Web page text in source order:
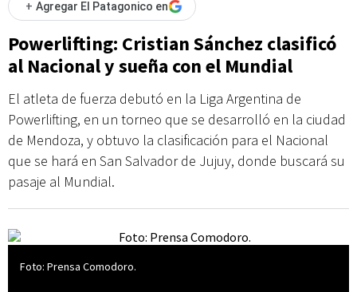
+ Agregar El Patagonico en
Powerlifting: Cristian Sánchez clasificó
al Nacional y sueña con el Mundial
El atleta de fuerza debutó en la Liga Argentina de
Powerlifting, en un torneo que se desarrolló en la ciudad
de Mendoza, y obtuvo la clasificación para el Nacional
que se hará en San Salvador de Jujuy, donde buscará su
pasaje al Mundial.
Foto: Prensa Comodoro.